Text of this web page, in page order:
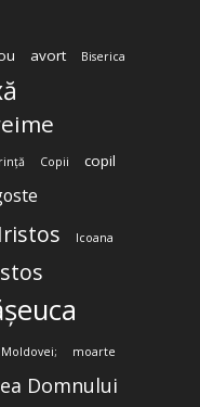
avort Biserica
Copii
copil
Icoana
moarte
Domnului